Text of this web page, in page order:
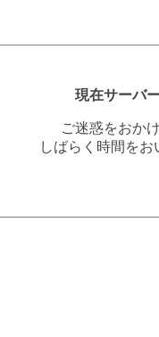
現在サーバ
ご迷惑をおか
しばらく時間を